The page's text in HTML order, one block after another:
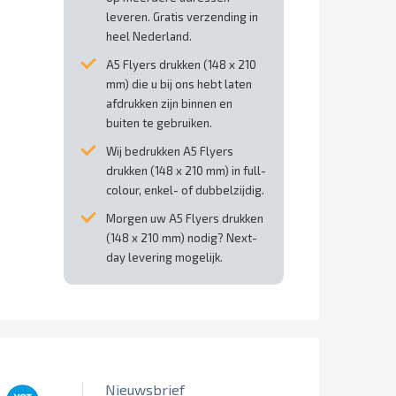
leveren. Gratis verzending in
heel Nederland.
A5 Flyers drukken (148 x 210
mm) die u bij ons hebt laten
afdrukken zijn binnen en
buiten te gebruiken.
Wij bedrukken A5 Flyers
drukken (148 x 210 mm) in full-
colour, enkel- of dubbelzijdig.
Morgen uw A5 Flyers drukken
(148 x 210 mm) nodig? Next-
day levering mogelijk.
Nieuwsbrief